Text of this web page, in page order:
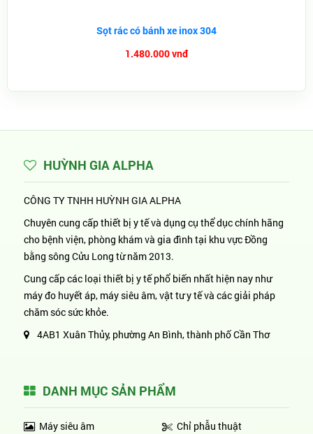
Sọt rác có bánh xe inox 304
1.480.000 vnđ
HUỲNH GIA ALPHA
CÔNG TY TNHH HUỲNH GIA ALPHA
Chuyên cung cấp thiết bị y tế và dụng cụ thể dục chính hãng
cho bệnh viện, phòng khám và gia đình tại khu vực Đồng
bằng sông Cửu Long từ năm 2013.
Cung cấp các loại thiết bị y tế phổ biến nhất hiện nay như
máy đo huyết áp, máy siêu âm, vật tư y tế và các giải pháp
chăm sóc sức khỏe.
4AB1 Xuân Thủy, phường An Bình, thành phố Cần Thơ
DANH MỤC SẢN PHẨM
Máy siêu âm
Chỉ phẫu thuật